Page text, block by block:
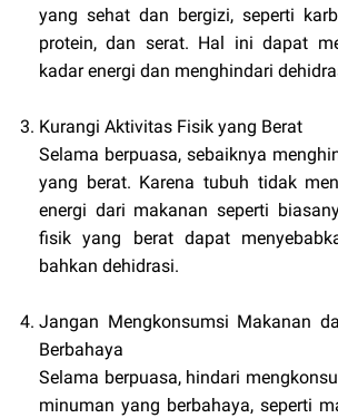
yang sehat dan bergizi, seperti
protein, dan serat. Hal ini dapat
kadar energi dan menghindari
Kurangi Aktivitas Fisik yang Berat
Selama berpuasa, sebaiknya
yang berat. Karena tubuh tidak
energi dari makanan seperti
fisik yang berat dapat
bahkan dehidrasi.
Jangan Mengkonsumsi Makanan
Berbahaya
Selama berpuasa, hindari
minuman yang berbahaya, seperti